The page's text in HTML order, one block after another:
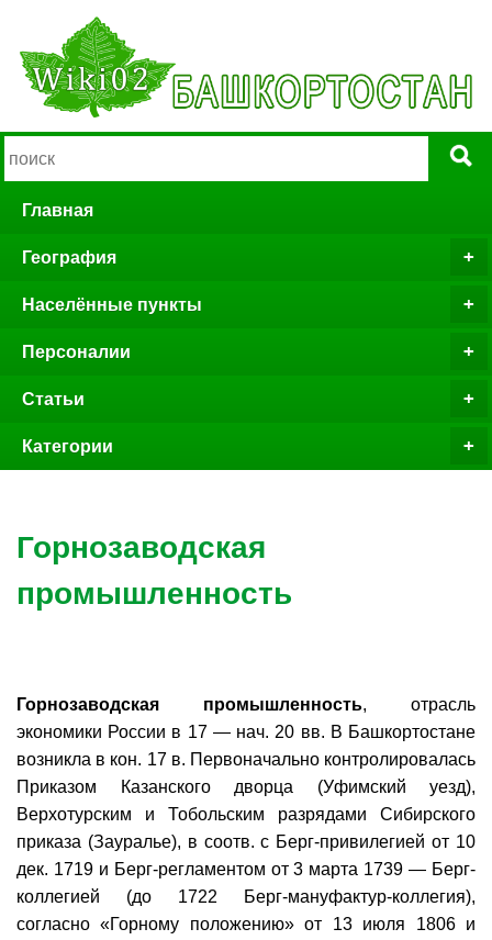
Главная
География
Населённые пункты
Персоналии
Статьи
Категории
Горнозаводская
промышленность
Горнозаводская промышленность, отрасль
экономики России в 17 — нач. 20 вв. В Башкортостане
возникла в кон. 17 в. Первоначально контролировалась
Приказом Казанского дворца (Уфимский уезд),
Верхотурским и Тобольским разрядами Сибирского
приказа (Зауралье), в соотв. с Берг-привилегией от 10
дек. 1719 и Берг-регламентом от 3 марта 1739 — Берг-
коллегией (до 1722 Берг-мануфактур-коллегия),
согласно «Горному положению» от 13 июля 1806 и